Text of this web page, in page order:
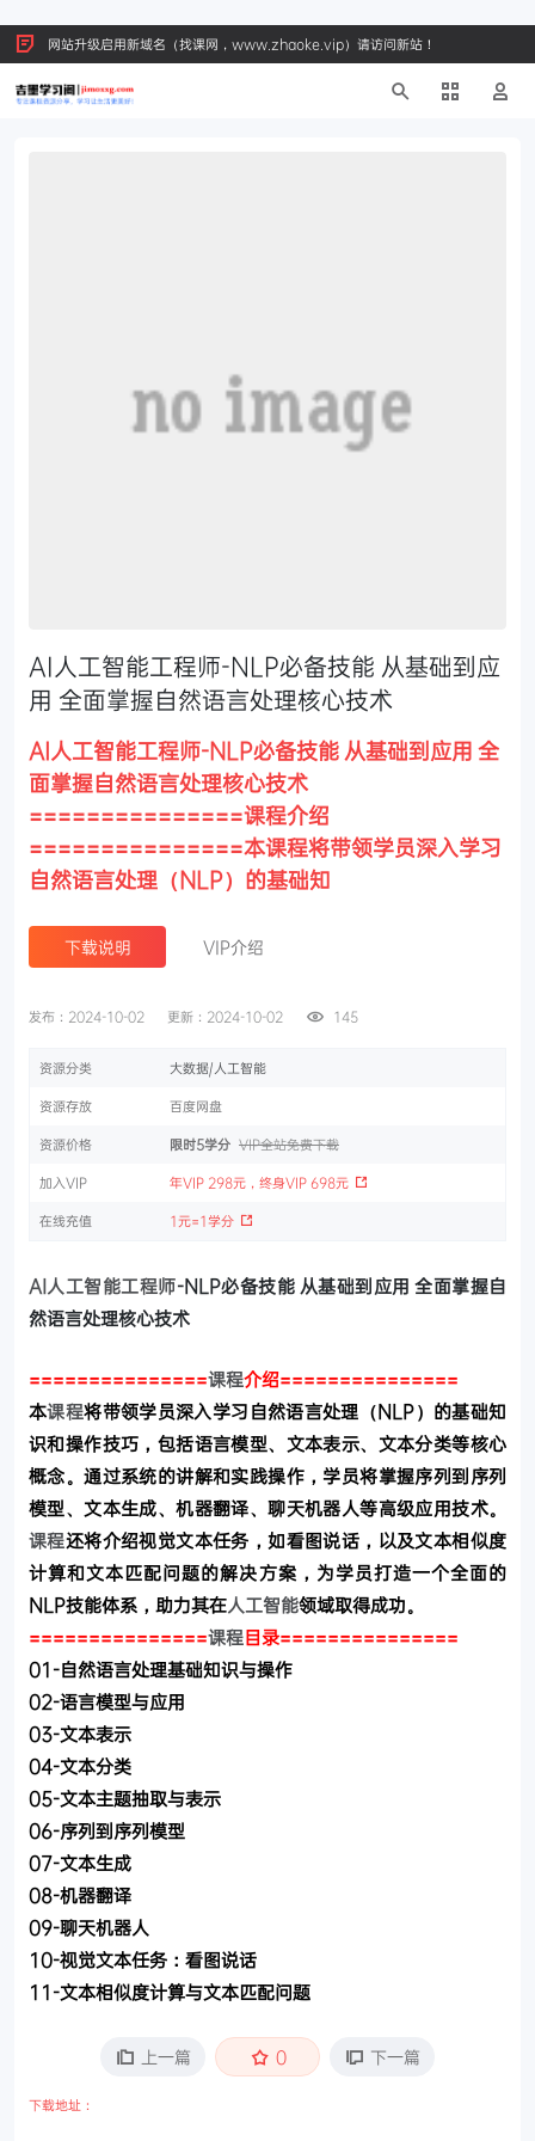
网站升级启用新域名（找课网，www.zhaoke.vip）请访问新站！
AI人工智能工程师-NLP必备技能 从基础到应
用 全面掌握自然语言处理核心技术
AI人工智能工程师-NLP必备技能 从基础到应用 全
面掌握自然语言处理核心技术
===============课程介绍
===============本课程将带领学员深入学习
自然语言处理（NLP）的基础知
下载说明 VIP介绍
发布：2024-10-02 更新：2024-10-02 145
资源分类 大数据/人工智能
资源存放 百度网盘
资源价格 限时5学分 VIP全站免费下载
加入VIP 年VIP 298元，终身VIP 698元
在线充值 1元=1学分
AI人工智能工程师-NLP必备技能 从基础到应用 全面掌握自
然语言处理核心技术
===============课程介绍===============
本课程将带领学员深入学习自然语言处理（NLP）的基础知
识和操作技巧，包括语言模型、文本表示、文本分类等核心
概念。通过系统的讲解和实践操作，学员将掌握序列到序列
模型、文本生成、机器翻译、聊天机器人等高级应用技术。
课程还将介绍视觉文本任务，如看图说话，以及文本相似度
计算和文本匹配问题的解决方案，为学员打造一个全面的
NLP技能体系，助力其在人工智能领域取得成功。
===============课程目录===============
01-自然语言处理基础知识与操作
02-语言模型与应用
03-文本表示
04-文本分类
05-文本主题抽取与表示
06-序列到序列模型
07-文本生成
08-机器翻译
09-聊天机器人
10-视觉文本任务：看图说话
11-文本相似度计算与文本匹配问题
上一篇 0 下一篇
下载地址：